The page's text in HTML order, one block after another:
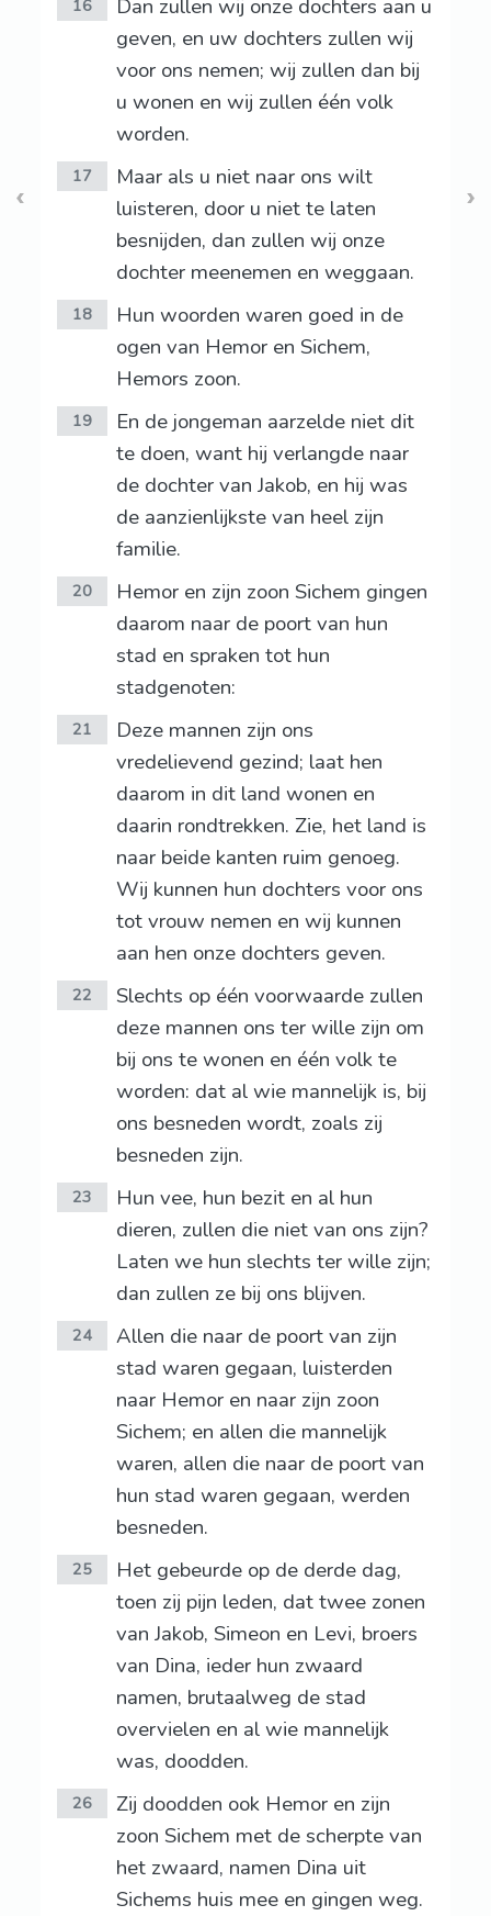
16
Dan zullen wij onze dochters aan u
geven, en uw dochters zullen wij
voor ons nemen; wij zullen dan bij
u wonen en wij zullen één volk
worden.
17
Maar als u niet naar ons wilt
luisteren, door u niet te laten
besnijden, dan zullen wij onze
dochter meenemen en weggaan.
18
Hun woorden waren goed in de
ogen van Hemor en Sichem,
Hemors zoon.
19
En de jongeman aarzelde niet dit
te doen, want hij verlangde naar
de dochter van Jakob, en hij was
de aanzienlijkste van heel zijn
familie.
20
Hemor en zijn zoon Sichem gingen
daarom naar de poort van hun
stad en spraken tot hun
stadgenoten:
21
Deze mannen zijn ons
vredelievend gezind; laat hen
daarom in dit land wonen en
daarin rondtrekken. Zie, het land is
naar beide kanten ruim genoeg.
Wij kunnen hun dochters voor ons
tot vrouw nemen en wij kunnen
aan hen onze dochters geven.
22
Slechts op één voorwaarde zullen
deze mannen ons ter wille zijn om
bij ons te wonen en één volk te
worden: dat al wie mannelijk is, bij
ons besneden wordt, zoals zij
besneden zijn.
23
Hun vee, hun bezit en al hun
dieren, zullen die niet van ons zijn?
Laten we hun slechts ter wille zijn;
dan zullen ze bij ons blijven.
24
Allen die naar de poort van zijn
stad waren gegaan, luisterden
naar Hemor en naar zijn zoon
Sichem; en allen die mannelijk
waren, allen die naar de poort van
hun stad waren gegaan, werden
besneden.
25
Het gebeurde op de derde dag,
toen zij pijn leden, dat twee zonen
van Jakob, Simeon en Levi, broers
van Dina, ieder hun zwaard
namen, brutaalweg de stad
overvielen en al wie mannelijk
was, doodden.
26
Zij doodden ook Hemor en zijn
zoon Sichem met de scherpte van
het zwaard, namen Dina uit
Sichems huis mee en gingen weg.